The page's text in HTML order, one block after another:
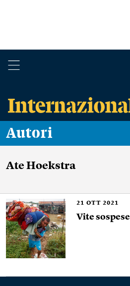
Autori
Ate Hoekstra
21 OTT 2021
Vite sospese